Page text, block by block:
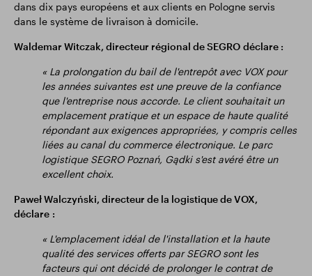
dans dix pays européens et aux clients en Pologne servis
dans le système de livraison à domicile.
Waldemar Witczak, directeur régional de SEGRO déclare :
« La prolongation du bail de l'entrepôt avec VOX pour
les années suivantes est une preuve de la confiance
que l'entreprise nous accorde. Le client souhaitait un
emplacement pratique et un espace de haute qualité
répondant aux exigences appropriées, y compris celles
liées au canal du commerce électronique. Le parc
logistique SEGRO Poznań, Gądki s'est avéré être un
excellent choix.
Paweł Walczyński, directeur de la logistique de VOX,
déclare :
« L'emplacement idéal de l'installation et la haute
qualité des services offerts par SEGRO sont les
facteurs qui ont décidé de prolonger le contrat de